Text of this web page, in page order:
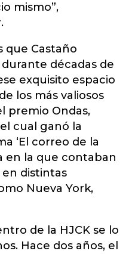
mismo”,
que Castaño
décadas de
exquisito espacio
los más valiosos
premio Ondas,
cual ganó la
‘El correo de la
en la que contaban
distintas
Nueva York,
de la HJCK se lo
Hace dos años, el